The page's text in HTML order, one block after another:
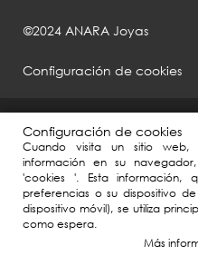
©2024 ANARA Joyas
Configuración de cookies
ANARA Joyas, en el marco de la
con el apoyo del Plan de
Configuración de cookies
Cuando visita un sitio
información en su
'cookies '. Esta información,
preferencias o su dispositivo
dispositivo móvil), se utiliza
como espera.
Más